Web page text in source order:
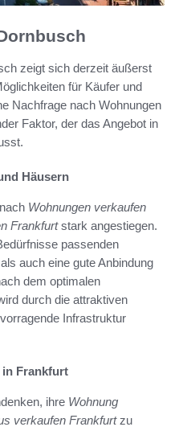
zeigt sich derzeit äußerst
für Käufer und
Nachfrage nach Wohnungen
Faktor, der das Angebot in
Häusern
Wohnungen verkaufen
Frankfurtstark angestiegen.
passenden
auch eine gute Anbindung
dem optimalen
durch die attraktiven
Infrastruktur
in Frankfurt
ihre Wohnung
verkaufen Frankfurtzu